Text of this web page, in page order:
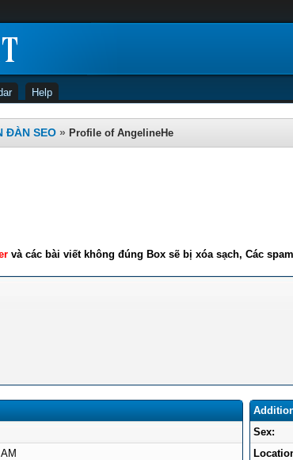
Help
ĐÀN SEO » Profile of AngelineHe
và các bài viết không đúng Box sẽ bị xóa sạch, Các
Sex: